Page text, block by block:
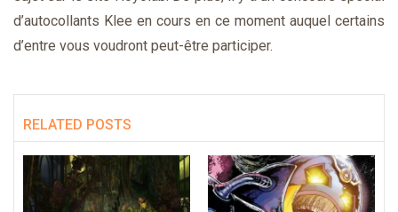
d’autocollants Klee en cours en ce moment auquel certains
d’entre vous voudront peut-être participer.
RELATED POSTS